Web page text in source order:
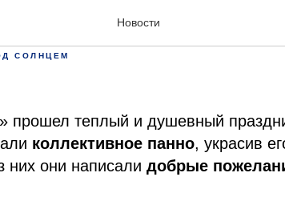
Новости
в «Доме под
СОЛНЦЕМ
прошел теплый и душевный
коллективное панно, украсив
них они написали добрые